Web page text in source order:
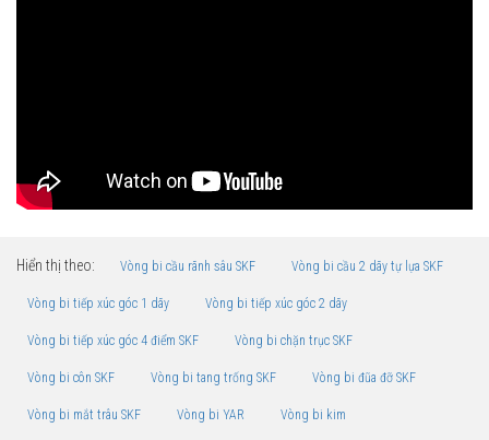
Hiển thị theo: Vòng bi cầu rãnh sâu SKF Vòng bi cầu 2 dãy tự lựa SKF
Vòng bi tiếp xúc góc 1 dãy Vòng bi tiếp xúc góc 2 dãy
Vòng bi tiếp xúc góc 4 điểm SKF Vòng bi chặn trục SKF
Vòng bi côn SKF Vòng bi tang trống SKF Vòng bi đũa đỡ SKF
Vòng bi mắt trâu SKF Vòng bi YAR Vòng bi kim